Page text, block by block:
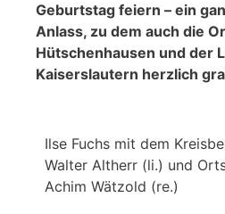
Geburtstag feiern – ein
Anlass, zu dem auch die
Hütschenhausen und der
Kaiserslautern herzlich
Ilse Fuchs mit dem
Walter Altherr (li.) und
Achim Wätzold (re.)